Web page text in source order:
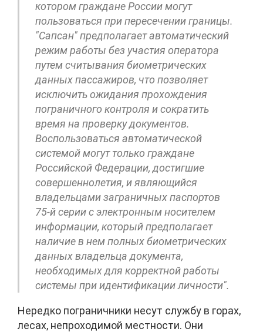
котором граждане России могут
пользоваться при пересечении границы.
"Сапсан" предполагает автоматический
режим работы без участия оператора
путем считывания биометрических
данных пассажиров, что позволяет
исключить ожидания прохождения
пограничного контроля и сократить
время на проверку документов.
Воспользоваться автоматической
системой могут только граждане
Российской Федерации, достигшие
совершеннолетия, и являющийся
владельцами заграничных паспортов
75-й серии с электронным носителем
информации, который предполагает
наличие в нем полных биометрических
данных владельца документа,
необходимых для корректной работы
системы при идентификации личности".
Нередко пограничники несут службу в горах,
лесах, непроходимой местности. Они